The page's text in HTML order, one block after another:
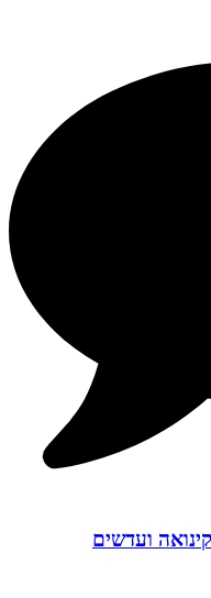
ועדשים